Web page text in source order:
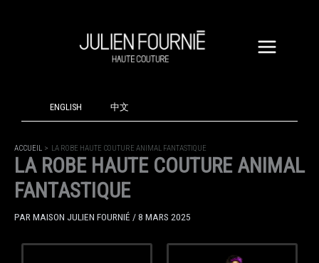
ENGLISH 中文
ACCUEIL LA ROBE HAUTE COUTURE ANIMAL FANTASTIQUE
LA ROBE HAUTE COUTURE ANIMAL
FANTASTIQUE
PAR MAISON JULIEN FOURNIÉ /8 MARS 2025